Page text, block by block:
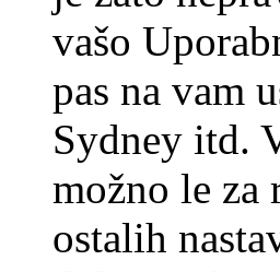
vašo
pas na vam
Sydney itd.
možno le za
ostalih